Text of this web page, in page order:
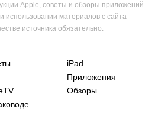
Apple, советы и обзоры приложений
использовании материалов с сайта
источника обязательно.
iPad
Приложения
Обзоры